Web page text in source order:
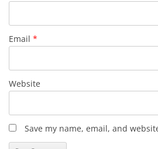
Email *
Website
Save my name, email, and